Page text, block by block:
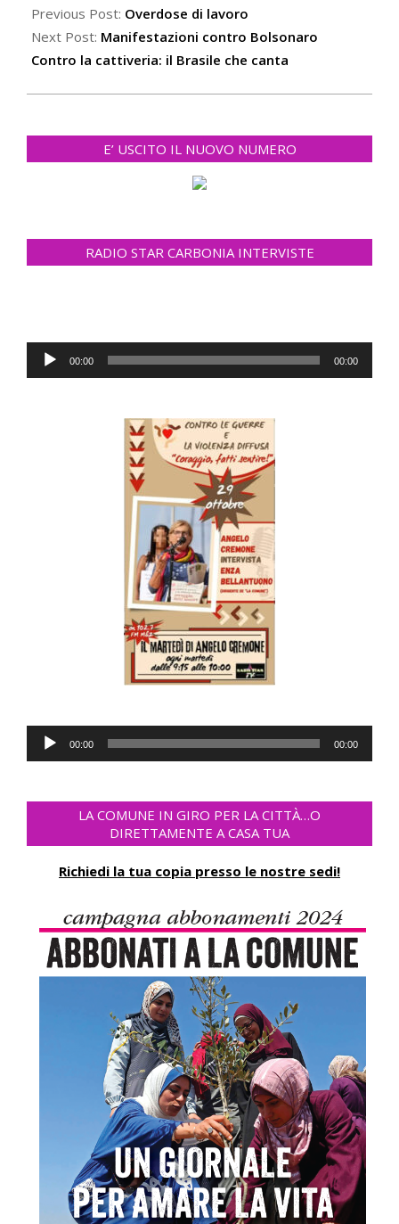
06-
02
Previous Post: Overdose di lavoro
Next Post: Manifestazioni contro Bolsonaro
Contro la cattiveria: il Brasile che canta
E’ USCITO IL NUOVO NUMERO
RADIO STAR CARBONIA INTERVISTE
Audio
Player
00:00 00:00
Audio
Player
00:00 00:00
LA COMUNE IN GIRO PER LA CITTÀ…O
DIRETTAMENTE A CASA TUA
Richiedi la tua copia presso le nostre sedi!